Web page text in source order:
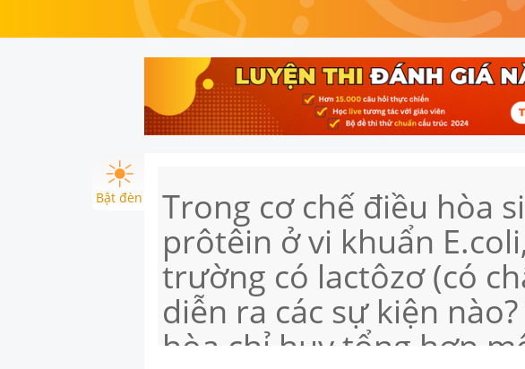
Bật đèn Trong cơ chế điều hòa
prôtêin ở vi khuẩn
trường có lactôzơ (có
diễn ra các sự kiện
hòa chỉ huy tổng hợp